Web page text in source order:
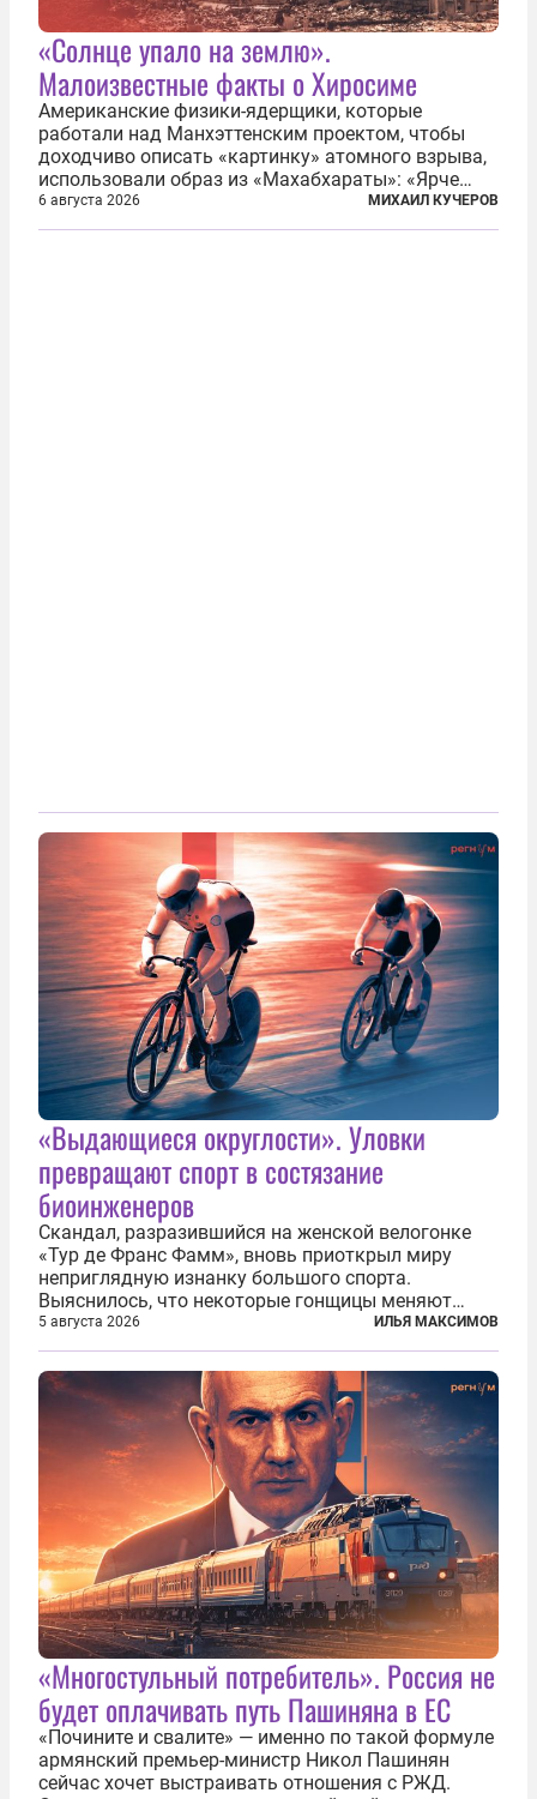
«Солнце упало на землю».
Малоизвестные факты о Хиросиме
Американские физики-ядерщики, которые
работали над Манхэттенским проектом, чтобы
доходчиво описать «картинку» атомного взрыва,
использовали образ из «Махабхараты»: «Ярче
тысячи солнц пылало это пламя». Не все жители
японских городов Хиросимы и Нагасаки, на
6 августа 2026 МИХАИЛ КУЧЕРОВ
«Выдающиеся округлости». Уловки
превращают спорт в состязание
биоинженеров
Скандал, разразившийся на женской велогонке
«Тур де Франс Фамм», вновь приоткрыл миру
неприглядную изнанку большого спорта.
Выяснилось, что некоторые гонщицы меняют
размер груди ради улучшения аэродинамики. За
фасадом труда, мастерства, упорства и
благородства, которые мы привыкли
ассоциировать с...
5 августа 2026 ИЛЬЯ МАКСИМОВ
«Многостульный потребитель». Россия не
будет оплачивать путь Пашиняна в ЕС
«Почините и свалите» — именно по такой формуле
армянский премьер-министр Никол Пашинян
сейчас хочет выстраивать отношения с РЖД.